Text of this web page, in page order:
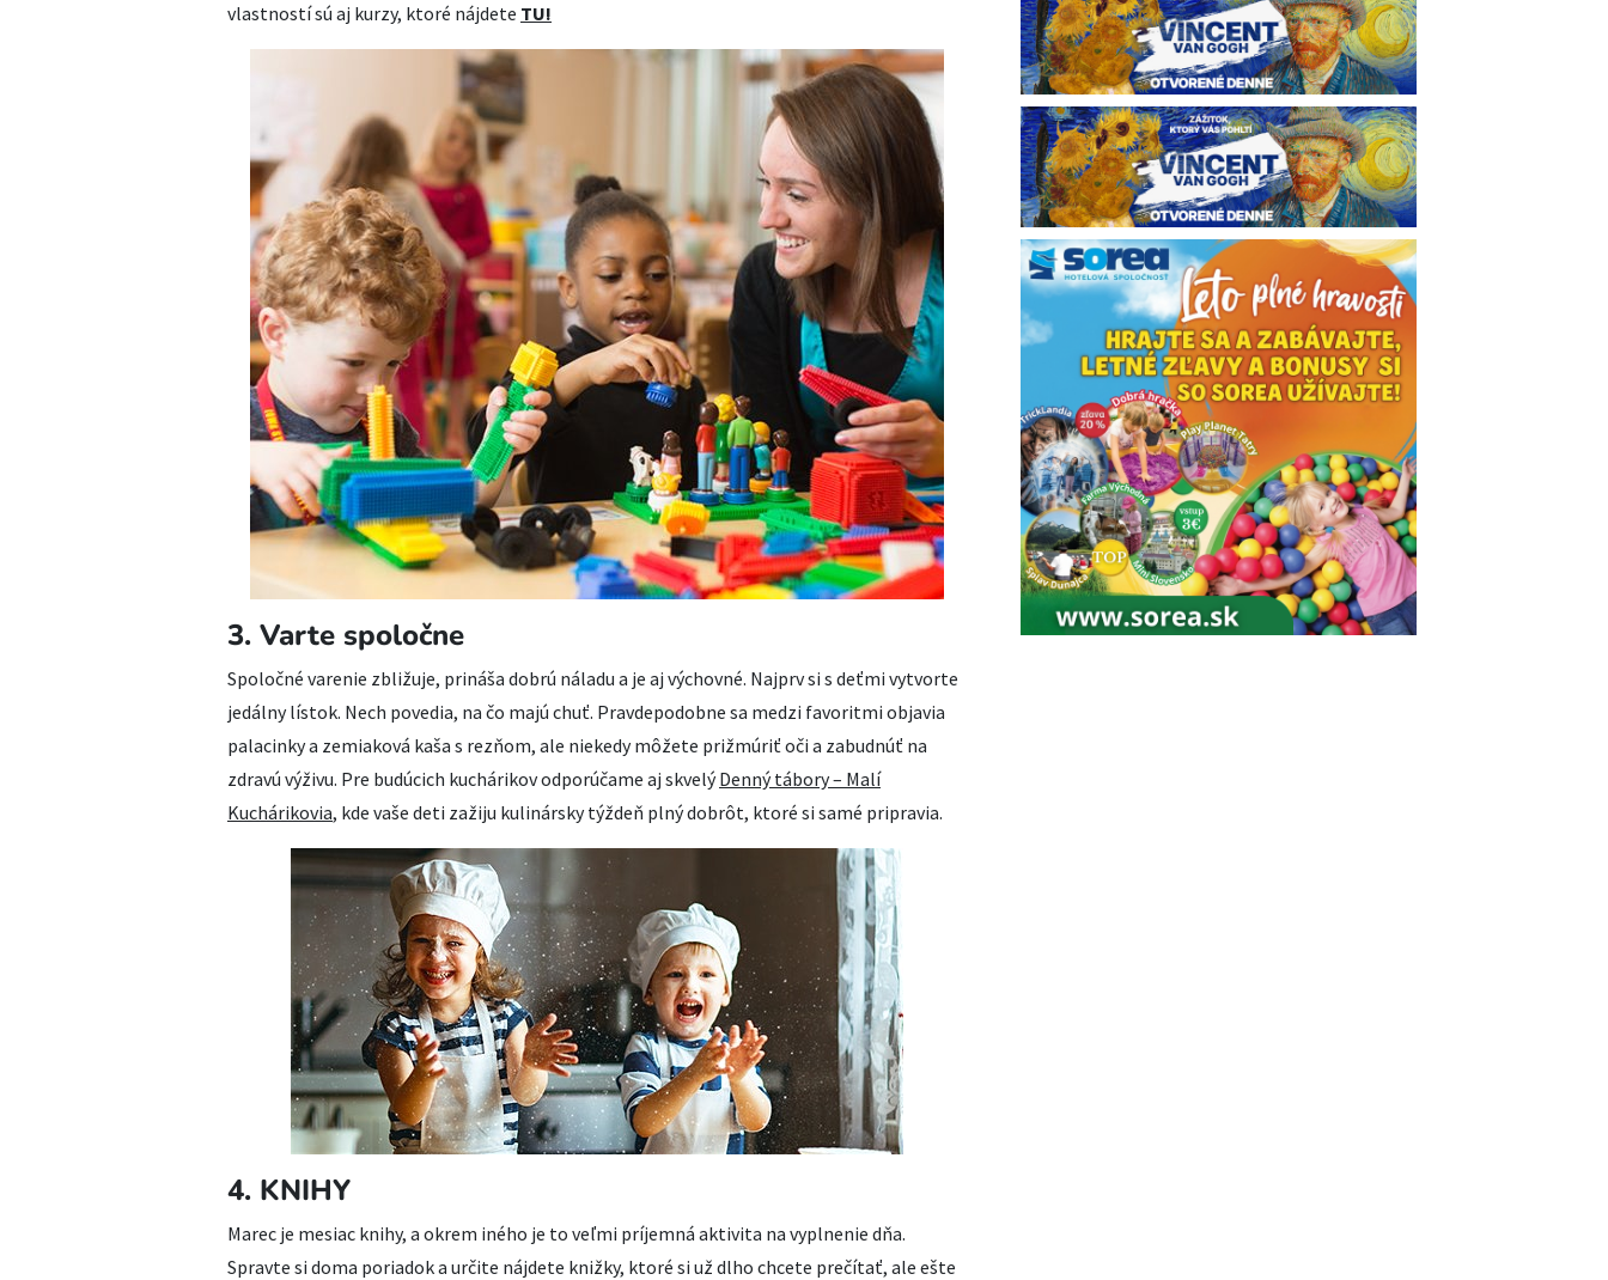
vlastností sú aj kurzy, ktoré nájdete TU!
3. Varte spoločne
Spoločné varenie zbližuje, prináša dobrú náladu a je aj výchovné. Najprv si s deťmi vytvorte
jedálny lístok. Nech povedia, na čo majú chuť. Pravdepodobne sa medzi favoritmi objavia
palacinky a zemiaková kaša s rezňom, ale niekedy môžete prižmúriť oči a zabudnúť na
zdravú výživu. Pre budúcich kuchárikov odporúčame aj skvelýDenný tábory – Malí
Kuchárikovia, kde vaše deti zažiju kulinársky týždeň plný dobrôt, ktoré si samé pripravia.
4. KNIHY
Marec je mesiac knihy, a okrem iného je to veľmi príjemná aktivita na vyplnenie dňa.
Spravte si doma poriadok a určite nájdete knižky, ktoré si už dlho chcete prečítať, ale ešte